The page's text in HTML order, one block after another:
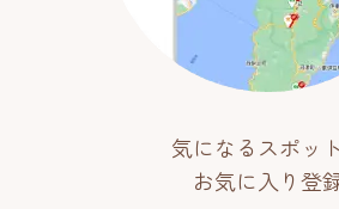
気になるスポッ
お気に入り登